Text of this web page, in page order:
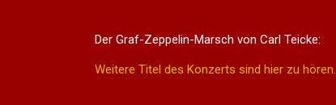
Der Graf-Zeppelin-Marsch von Carl Teicke:
Weitere Titel des Konzerts sind hier zu hören.